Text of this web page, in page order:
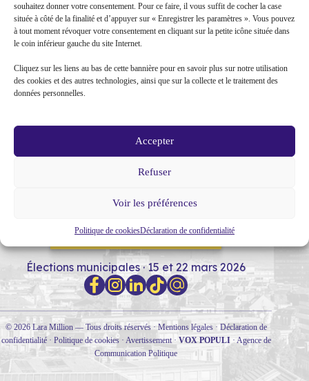
souhaitez donner votre consentement. Pour ce faire, il vous suffit de cocher la case
située à côté de la finalité et d’appuyer sur « Enregistrer les paramètres ». Vous pouvez
à tout moment révoquer votre consentement en cliquant sur la petite icône située dans
le coin inférieur gauche du site Internet.
Cliquez sur les liens au bas de cette bannière pour en savoir plus sur notre utilisation
des cookies et des autres technologies, ainsi que sur la collecte et le traitement des
données personnelles.
Accepter
Refuser
Voir les préférences
Politique de cookiesDéclaration de confidentialité
NOTRE PROGRAMME
RENCONTRONS-NOUS !
Élections municipales · 15 et 22 mars 2026
© 2026 Lara Million — Tous droits réservés ·Mentions légales· Déclaration de
confidentialité· Politique de cookies· Avertissement· VOX POPULI· Agence de
Communication Politique